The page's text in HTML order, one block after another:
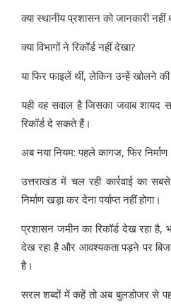
क्या स्थानीय प्रशासन को जानकारी नहीं
क्या विभागों ने रिकॉर्ड नहीं देखा?
या फिर फाइलें थीं, लेकिन उन्हें खोलने
यही वह सवाल है जिसका जवाब शायद
रिकॉर्ड दे सकते हैं।
अब नया नियम: पहले कागज, फिर निर्माण
उत्तराखंड में चल रही कार्रवाई का
निर्माण खड़ा कर देना पर्याप्त नहीं होगा।
प्रशासन जमीन का रिकॉर्ड देख रहा
देख रहा है और आवश्यकता पड़ने पर
है।
सरल शब्दों में कहें तो अब बुलडोजर से